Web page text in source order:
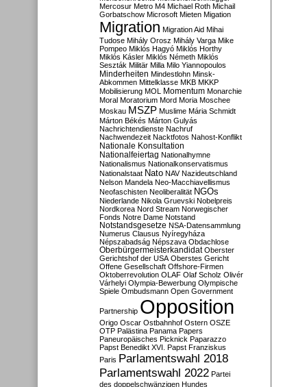
Mercosur Metro M4 Michael Roth Michail
Gorbatschow Microsoft Mieten Migation
Migration Migration Aid Mihai
Tudose Mihály Orosz Mihály Varga Mike
Pompeo Miklós Hagyó Miklós Horthy
Miklós Kásler Miklós Németh Miklós
Seszták Militär Milla Milo Yiannopoulos
Minderheiten Mindestlohn Minsk-
Abkommen Mittelklasse MKB MKKP
Mobilisierung MOL Momentum Monarchie
Moral Moratorium Mord Moria Moschee
Moskau MSZP Muslime Mária Schmidt
Márton Békés Márton Gulyás
Nachrichtendienste Nachruf
Nachwendezeit Nacktfotos Nahost-Konflikt
Nationale Konsultation
Nationalfeiertag Nationalhymne
Nationalismus Nationalkonservatismus
Nationalstaat Nato NAV Nazideutschland
Nelson Mandela Neo-Macchiavellismus
Neofaschisten Neoliberalität NGOs
Niederlande Nikola Gruevski Nobelpreis
Nordkorea Nord Stream Norwegischer
Fonds Notre Dame Notstand
Notstandsgesetze NSA-Datensammlung
Numerus Clausus Nyíregyháza
Népszabadság Népszava Obdachlose
Oberbürgermeisterkandidat Oberster
Gerichtshof der USA Oberstes Gericht
Offene Gesellschaft Offshore-Firmen
Oktoberrevolution OLAF Olaf Scholz Olivér
Várhelyi Olympia-Bewerbung Olympische
Spiele Ombudsmann Open Government
Partnership Opposition
Origo Oscar Ostbahnhof Ostern OSZE
OTP Palästina Panama Papers
Paneuropäisches Picknick Paparazzo
Papst Benedikt XVI. Papst Franziskus
Paris Parlamentswahl 2018
Parlamentswahl 2022 Partei
des doppelschwänzigen Hundes